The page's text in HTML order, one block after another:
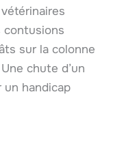
contusions
sur la colonne
chute d’un
handicap